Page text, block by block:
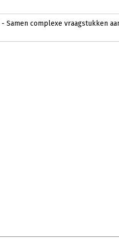
- Samen complexe vraagstukken